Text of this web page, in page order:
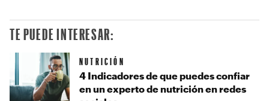
TE PUEDE INTERESAR:
NUTRICIÓN
4 Indicadores de que puedes confiar
en un experto de nutrición en redes